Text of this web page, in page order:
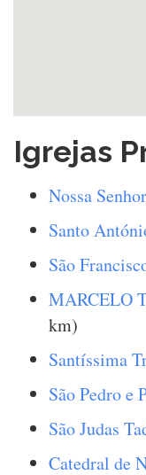
Igrejas
Nossa
Santo
São
MARCELO
km)
Santíssima
São Pedro e
São Judas
Catedral de